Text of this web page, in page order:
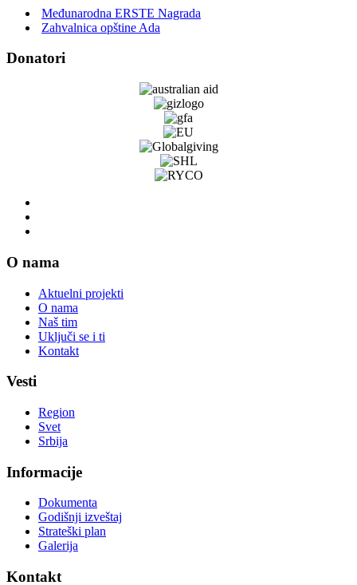
Međunarodna ERSTE Nagrada
Zahvalnica opštine Ada
Donatori
O nama
Aktuelni projekti
O nama
Naš tim
Uključi se i ti
Kontakt
Vesti
Region
Svet
Srbija
Informacije
Dokumenta
Godišnji izveštaj
Strateški plan
Galerija
Kontakt